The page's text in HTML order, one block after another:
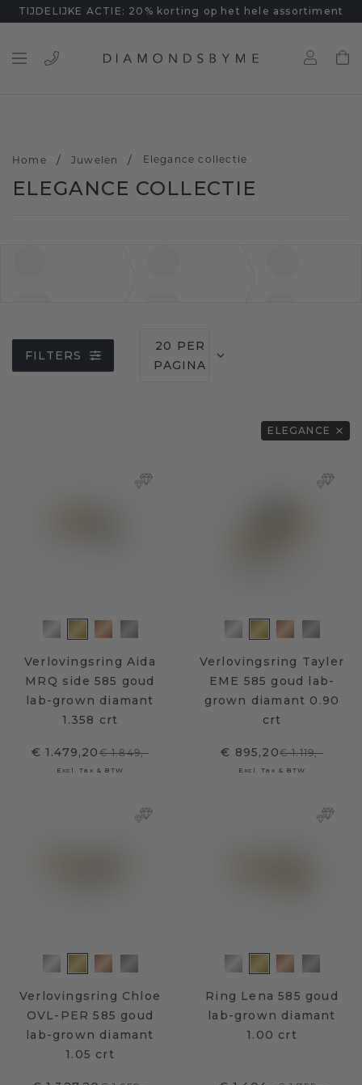
TIJDELIJKE ACTIE: 20% korting op het hele assortiment
Home / Juwelen / Elegance collectie
ELEGANCE COLLECTIE
FILTERS
20 PER
PAGINA
ELEGANCE
Verlovingsring Aida
MRQ side 585 goud
lab-grown diamant
1.358 crt
€ 1.479,20€ 1.849,-
Excl. Tax & BTW
Verlovingsring Tayler
EME 585 goud lab-
grown diamant 0.90
crt
€ 895,20€ 1.119,-
Excl. Tax & BTW
Verlovingsring Chloe
OVL-PER 585 goud
lab-grown diamant
1.05 crt
Ring Lena 585 goud
lab-grown diamant
1.00 crt